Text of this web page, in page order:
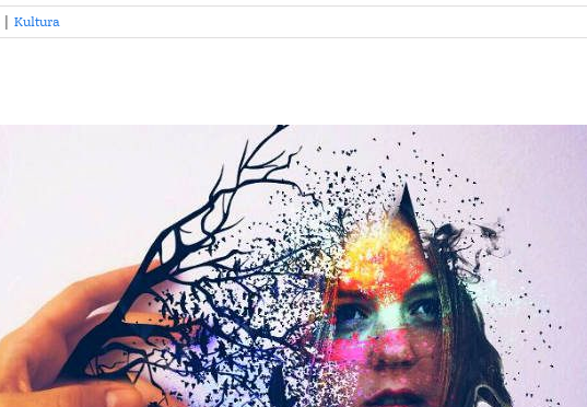
| Kultura